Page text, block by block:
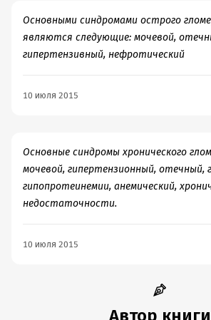
Основными синдромами острого
являются следующие: мочевой,
гипертензивный, нефротический
10 июля 2015
Основные синдромы хронического
мочевой, гипертензионный, отечный,
гипопротеинемии, анемический,
недостаточности.
10 июля 2015
Автор книги